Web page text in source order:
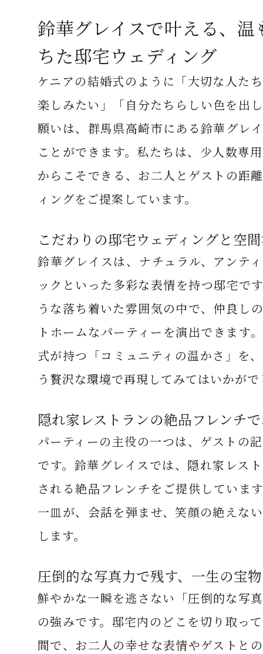
鈴華グレイスで叶える、温
ちた邸宅ウェディング
ケニアの結婚式のように「大切な人た
楽しみたい」「自分たちらしい色を出
願いは、群馬県高崎市にある鈴華グレ
ことができます。私たちは、少人数専
からこそできる、お二人とゲストの距
ィングをご提案しています。
こだわりの邸宅ウェディングと空
鈴華グレイスは、ナチュラル、アンテ
ックといった多彩な表情を持つ邸宅で
うな落ち着いた雰囲気の中で、仲良し
トホームなパーティーを演出できます
式が持つ「コミュニティの温かさ」を
う贅沢な環境で再現してみてはいかが
隠れ家レストランの絶品フレンチ
パーティーの主役の一つは、ゲストの
です。鈴華グレイスでは、隠れ家レス
される絶品フレンチをご提供していま
一皿が、会話を弾ませ、笑顔の絶えな
します。
圧倒的な写真力で残す、一生の宝物
鮮やかな一瞬を逃さない「圧倒的な写
の強みです。邸宅内のどこを切り取っ
間で、お二人の幸せな表情やゲストと